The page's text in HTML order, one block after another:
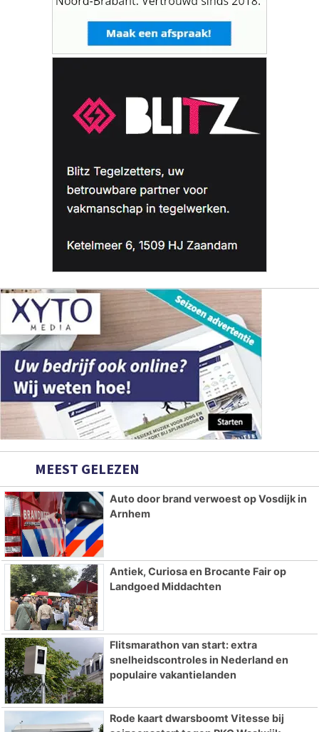
MEEST GELEZEN
Auto door brand verwoest op Vosdijk in
Arnhem
Antiek, Curiosa en Brocante Fair op
Landgoed Middachten
Flitsmarathon van start: extra
snelheidscontroles in Nederland en
populaire vakantielanden
Rode kaart dwarsboomt Vitesse bij